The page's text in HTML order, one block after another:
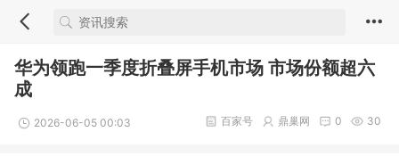
华为领跑一季度折叠屏手机市场 市场份额超六
成
2026-06-05 00:03 30
0
鼎巢网
百家号